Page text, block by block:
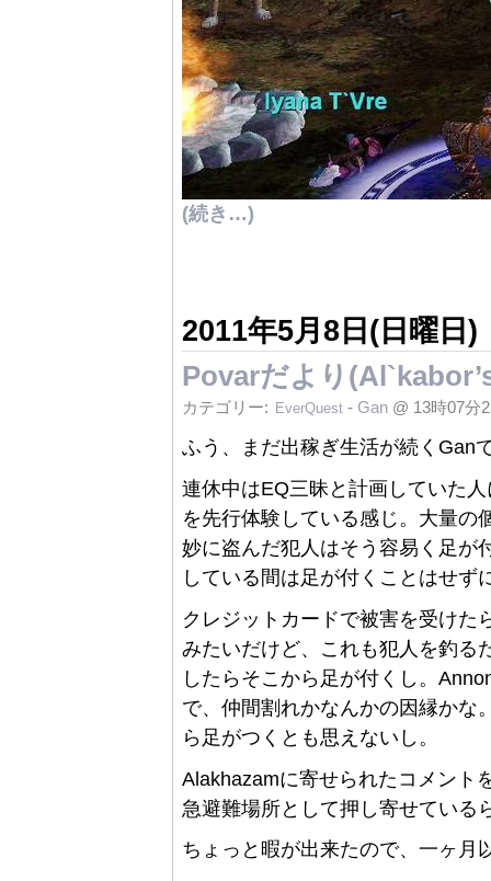
(続き…)
2011年5月8日(日曜日)
Povarだより
カテゴリー: EverQuest - Gan @ 13時07分
ふう、まだ出稼ぎ生活が続くGan
連休中はEQ三昧と計画していた
を先行体験している感じ。大量の
妙に盗んだ犯人はそう容易く足が
している間は足が付くことはせず
クレジットカードで被害を受けた
みたいだけど、これも犯人を釣る
したらそこから足が付くし。
で、仲間割れかなんかの因縁かな
ら足がつくとも思えないし。
Alakhazamに寄せられたコメント
急避難場所として押し寄せている
ちょっと暇が出来たので、一ヶ月